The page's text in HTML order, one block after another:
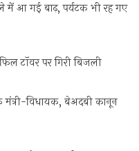
में आ गई बाढ़, पर्यटक भी रह गए
टॉवर पर गिरी बिजली
विधायक, बेअदबी कानून